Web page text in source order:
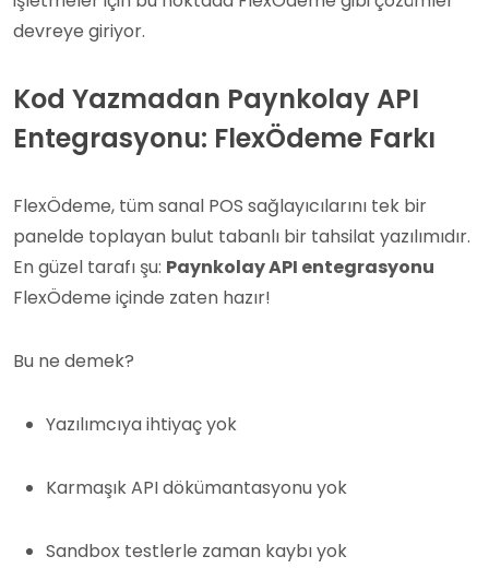
devreye giriyor.
Kod Yazmadan Paynkolay API
Entegrasyonu: FlexÖdeme Farkı
FlexÖdeme, tüm sanal POS sağlayıcılarını tek bir
panelde toplayan bulut tabanlı bir tahsilat yazılımıdır.
En güzel tarafı şu: Paynkolay API entegrasyonu
FlexÖdeme içinde zaten hazır!
Bu ne demek?
Yazılımcıya ihtiyaç yok
Karmaşık API dökümantasyonu yok
Sandbox testlerle zaman kaybı yok